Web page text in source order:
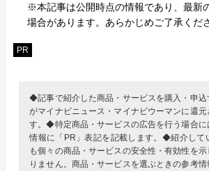
※本記事は公開時点の情報であり、最新
場合があります。あらかじめご了承くだ
PR
◆記事で紹介した商品・サービスを購入・申込
がマイナビニュース・マイナビウーマンに還元
す。◆特定商品・サービスの広告を行う場合に
情報に「PR」表記を記載します。◆紹介して
も個々の商品・サービスの安全性・有効性を
りません。商品・サービスを選ぶときの参考